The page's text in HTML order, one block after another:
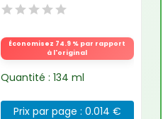
Économisez 74.9 % par rapport
à l'original
Quantité : 134 ml
Prix par page : 0.014 €